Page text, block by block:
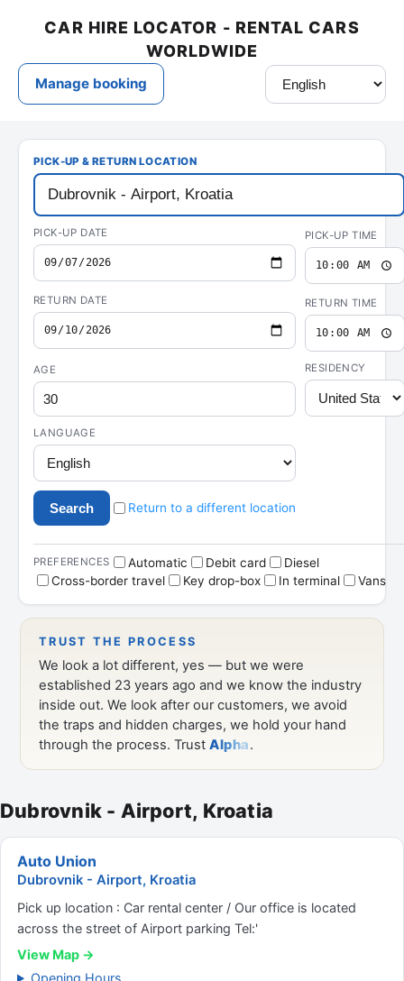
Dubrovnik - Airport, Kroatia
Auto Union
Dubrovnik - Airport, Kroatia
Pick up location : Car rental center / Our office is located
across the street of Airport parking Tel:'
View Map →
Opening Hours